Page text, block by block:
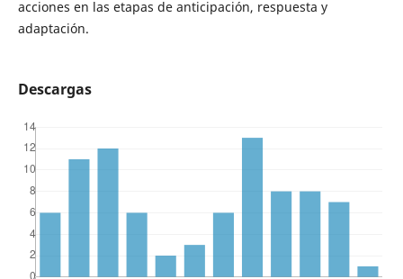
acciones en las etapas de anticipación, respuesta y
adaptación.
Descargas